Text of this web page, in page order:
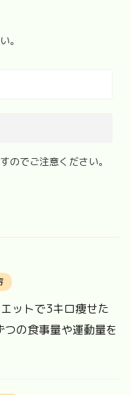
。
のでご注意ください。
ットで3キロ痩せた
つの食事量や運動量を